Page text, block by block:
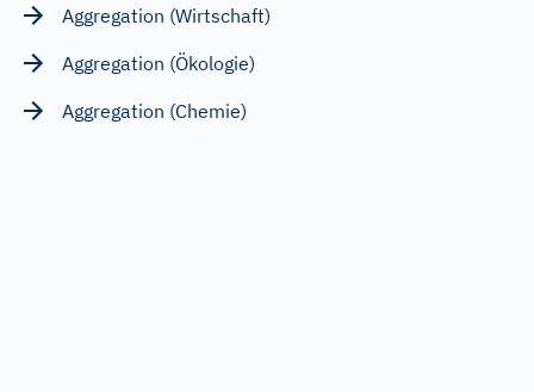
Aggregation (Wirtschaft)
Aggregation (Ökologie)
Aggregation (Chemie)